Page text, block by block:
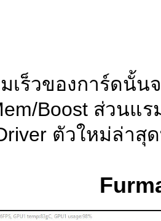
เร็วของการ์ดนั้น
Boost ส่วนแ
ตัวใหม่ล่าสุ